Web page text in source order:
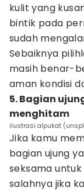
kulit yang
bintik pada
sudah
Sebaiknya
masih benar-
aman kondisi
5. Bagian
menghitam
ilustrasi alpukat
Jika kamu
bagian ujung
seksama
salahnya jika